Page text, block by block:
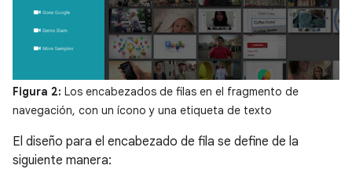
Figura 2: Los encabezados de filas en el fragmento de
navegación, con un ícono y una etiqueta de texto
El diseño para el encabezado de fila se define de la
siguiente manera: